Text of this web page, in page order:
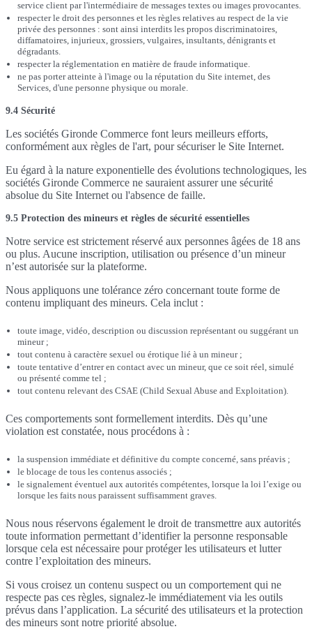
service client par l'intermédiaire de messages textes ou images provocantes.
respecter le droit des personnes et les règles relatives au respect de la vie
privée des personnes : sont ainsi interdits les propos discriminatoires,
diffamatoires, injurieux, grossiers, vulgaires, insultants, dénigrants et
dégradants.
respecter la réglementation en matière de fraude informatique.
ne pas porter atteinte à l'image ou la réputation du Site internet, des
Services, d'une personne physique ou morale.
9.4 Sécurité
Les sociétés Gironde Commerce font leurs meilleurs efforts,
conformément aux règles de l'art, pour sécuriser le Site Internet.
Eu égard à la nature exponentielle des évolutions technologiques, les
sociétés Gironde Commerce ne sauraient assurer une sécurité
absolue du Site Internet ou l'absence de faille.
9.5 Protection des mineurs et règles de sécurité essentielles
Notre service est strictement réservé aux personnes âgées de 18 ans
ou plus. Aucune inscription, utilisation ou présence d’un mineur
n’est autorisée sur la plateforme.
Nous appliquons une tolérance zéro concernant toute forme de
contenu impliquant des mineurs. Cela inclut :
toute image, vidéo, description ou discussion représentant ou suggérant un
mineur ;
tout contenu à caractère sexuel ou érotique lié à un mineur ;
toute tentative d’entrer en contact avec un mineur, que ce soit réel, simulé
ou présenté comme tel ;
tout contenu relevant des CSAE (Child Sexual Abuse and Exploitation).
Ces comportements sont formellement interdits. Dès qu’une
violation est constatée, nous procédons à :
la suspension immédiate et définitive du compte concerné, sans préavis ;
le blocage de tous les contenus associés ;
le signalement éventuel aux autorités compétentes, lorsque la loi l’exige ou
lorsque les faits nous paraissent suffisamment graves.
Nous nous réservons également le droit de transmettre aux autorités
toute information permettant d’identifier la personne responsable
lorsque cela est nécessaire pour protéger les utilisateurs et lutter
contre l’exploitation des mineurs.
Si vous croisez un contenu suspect ou un comportement qui ne
respecte pas ces règles, signalez-le immédiatement via les outils
prévus dans l’application. La sécurité des utilisateurs et la protection
des mineurs sont notre priorité absolue.